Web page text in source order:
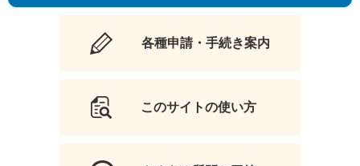
各種申請・手続き案内
このサイトの使い方